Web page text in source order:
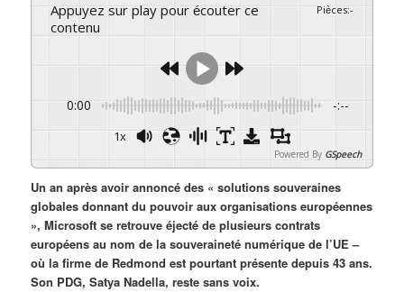
Appuyez sur play pour écouter ce
contenu
Pièces:-
0:00 -:--
1x
Powered By GSpeech
Un an après avoir annoncé des « solutions souveraines
globales donnant du pouvoir aux organisations européennes
», Microsoft se retrouve éjecté de plusieurs contrats
européens au nom de la souveraineté numérique de l’UE –
où la firme de Redmond est pourtant présente depuis 43 ans.
Son PDG, Satya Nadella, reste sans voix.